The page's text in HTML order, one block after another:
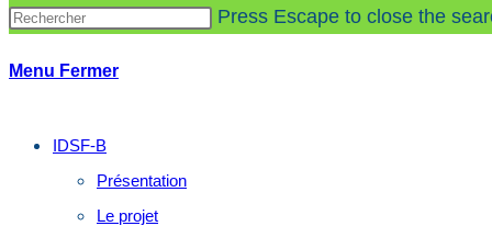
Press Escape to close the
Menu Fermer
IDSF-B
Présentation
Le projet